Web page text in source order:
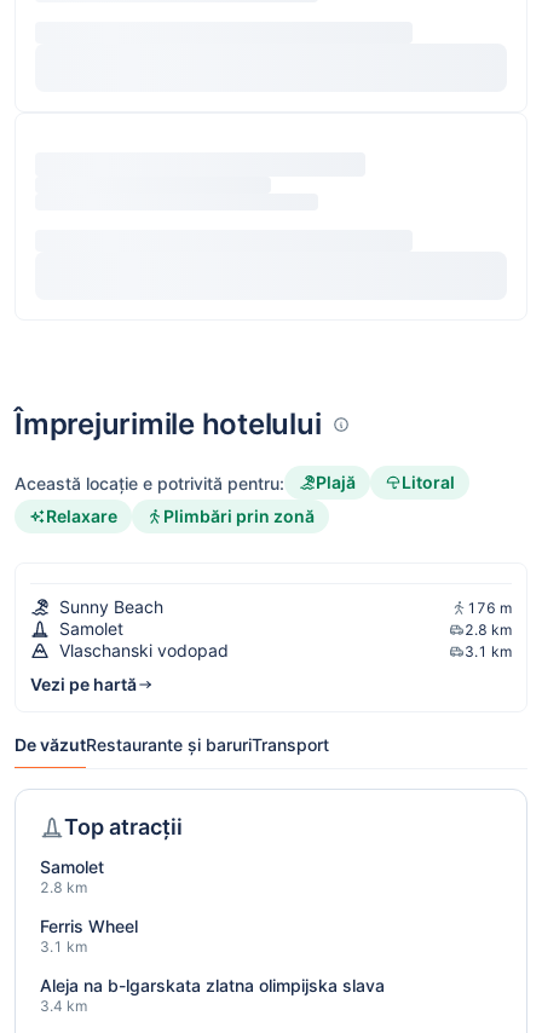
Împrejurimile hotelului
Această locație e potrivită pentru: Plajă
Litoral
Relaxare
Plimbări prin zonă
Sunny Beach 176 m
Samolet 2.8 km
Vlaschanski vodopad 3.1 km
Vezi pe hartă
De văzutRestaurante și baruriTransport
Top atracții
Samolet
2.8 km
Ferris Wheel
3.1 km
Aleja na b-lgarskata zlatna olimpijska slava
3.4 km